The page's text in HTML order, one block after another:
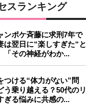
スランキング
ンポケ斉藤に求刑7年で
は翌日に“楽しすぎた“と
「その神経がわか...
つける“体力がない”問
う乗り越える？50代のリ
ぎる悩みに共感の...